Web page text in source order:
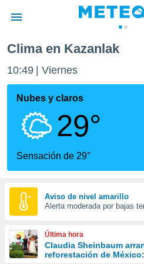
de
ha sido
calidad.
a este
las
y
forma
digital
basada
Clima en Kazanlak
10:49 Viernes
Nubes y claros
29°
Sensación de 29°
Aviso de nivel amarillo
Alerta moderada por bajas
Última hora
Claudia Sheinbaum
reforestación de